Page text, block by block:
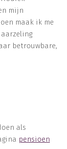
mijn
maak ik me
aarzeling
betrouwbare,
als
pensioen